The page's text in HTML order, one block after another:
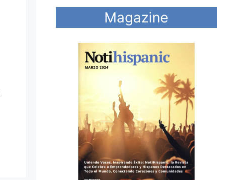
Magazine